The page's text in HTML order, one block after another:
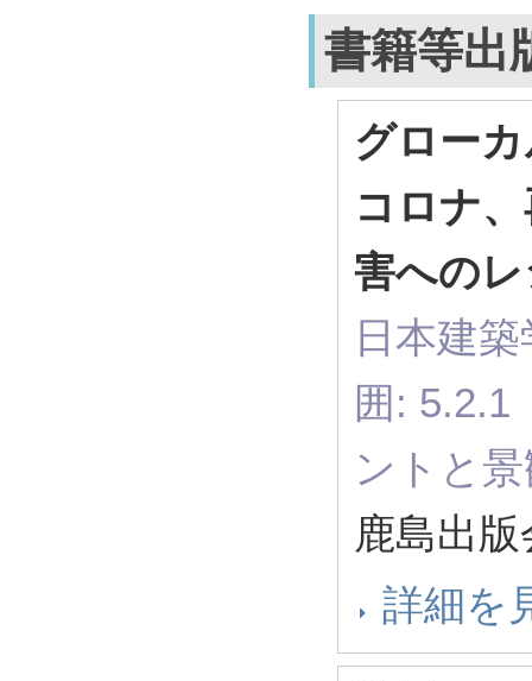
書籍等出
グロー
コロナ
害への
日本建
囲:
ントと
鹿島出
詳細を